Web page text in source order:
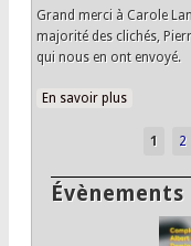
Grand merci à Carole
majorité des clichés,
qui nous en ont envoyé.
En savoir plusà propos
1 2
Évènements